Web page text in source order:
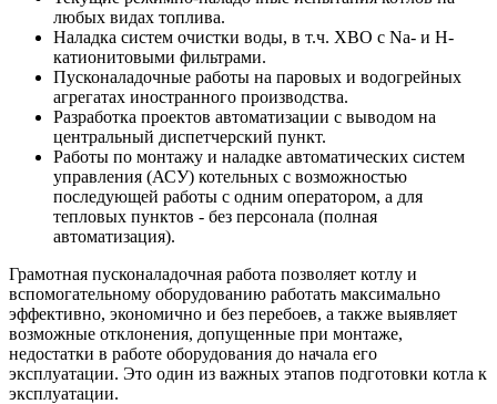
любых видах топлива.
Наладка систем очистки воды, в т.ч. ХВО с Na- и Н-
катионитовыми фильтрами.
Пусконаладочные работы на паровых и водогрейных
агрегатах иностранного производства.
Разработка проектов автоматизации с выводом на
центральный диспетчерский пункт.
Работы по монтажу и наладке автоматических систем
управления (АСУ) котельных с возможностью
последующей работы с одним оператором, а для
тепловых пунктов - без персонала (полная
автоматизация).
Грамотная пусконаладочная работа позволяет котлу и
вспомогательному оборудованию работать максимально
эффективно, экономично и без перебоев, а также выявляет
возможные отклонения, допущенные при монтаже,
недостатки в работе оборудования до начала его
эксплуатации. Это один из важных этапов подготовки котла к
эксплуатации.